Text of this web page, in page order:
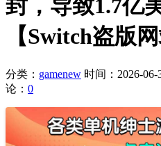
封，导致1.7亿
【Switch盗版
分类： gamenew 时间：2026-06-
论： 0